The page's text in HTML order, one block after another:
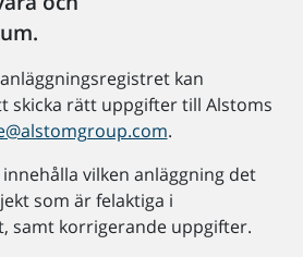
kan
skicka rätt uppgifter till Alstoms
.
vilken anläggning det
som är felaktiga i
samt korrigerande uppgifter.